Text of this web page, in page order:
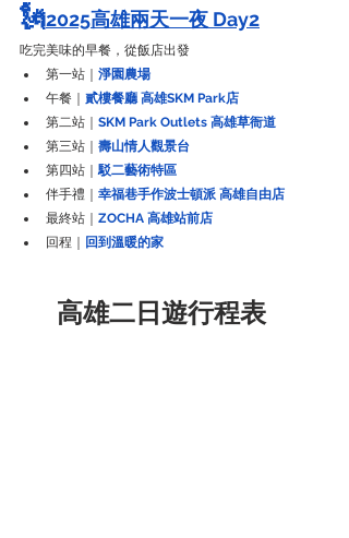
🗽2025高雄兩天一夜 Day2
吃完美味的早餐，從飯店出發
第一站｜ 淨園農場
午餐｜ 貳樓餐廳 高雄SKM Park店
第二站｜ SKM Park Outlets 高雄草衙道
第三站｜ 壽山情人觀景台
第四站｜駁二藝術特區
伴手禮｜ 幸福巷手作波士頓派 高雄自由店
最終站｜ ZOCHA 高雄站前店
回程｜
回到溫暖的家
高雄二日遊行程表